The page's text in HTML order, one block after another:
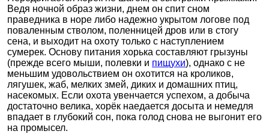
Ведя ночной образ жизни, днем он спит сном
праведника в норе либо надежно укрытом логове под
поваленным стволом, поленницей дров или в стогу
сена, и выходит на охоту только с наступлением
сумерек. Основу питания хорька составляют грызуны
(прежде всего мыши, полевки и пищухи), однако с не
меньшим удовольствием он охотится на кроликов,
лягушек, жаб, мелких змей, диких и домашних птиц,
насекомых. Если охота увенчается успехом, а добыча
достаточно велика, хорёк наедается досыта и немедля
впадает в глубокий сон, пока голод снова не выгонит его
на промысел.